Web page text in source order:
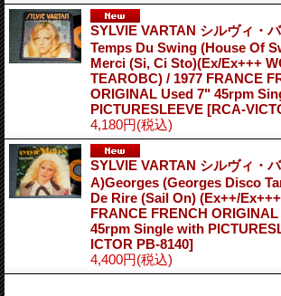
SYLVIE VARTAN シルヴィ・
Temps Du Swing (House Of
Merci (Si, Ci Sto)(Ex/Ex+++
TEAROBC) / 1977 FRANCE
ORIGINAL Used 7" 45rpm
PICTURESLEEVE [RCA-
4,180円(税込)
SYLVIE VARTAN シルヴィ・
A)Georges (Georges Disco
De Rire (Sail On) (Ex++/
FRANCE FRENCH
45rpm Single with
ICTOR PB-8140]
4,400円(税込)